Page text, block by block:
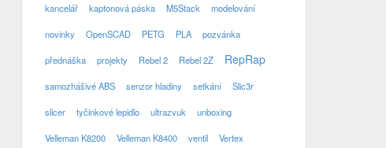
kancelář kaptonová páska M5Stack modelování
novinky OpenSCAD PETG PLA pozvánka
přednáška projekty Rebel 2 Rebel 2Z RepRap
samozhášivé ABS senzor hladiny setkání Slic3r
slicer tyčinkové lepidlo ultrazvuk unboxing
Velleman K8200 Velleman K8400 ventil Vertex